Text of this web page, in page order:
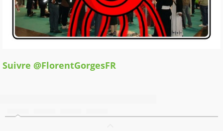
Suivre @FlorentGorgesFR